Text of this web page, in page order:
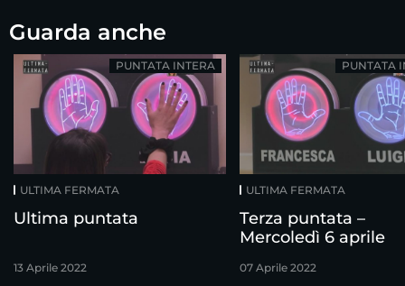
Guarda anche
ULTIMA FERMATA
Ultima puntata
13 Aprile 2022
PUNTATA INTERA
ULTIMA FERMATA
Terza puntata –
Mercoledì 6 aprile
07 Aprile 2022
PUNTATA